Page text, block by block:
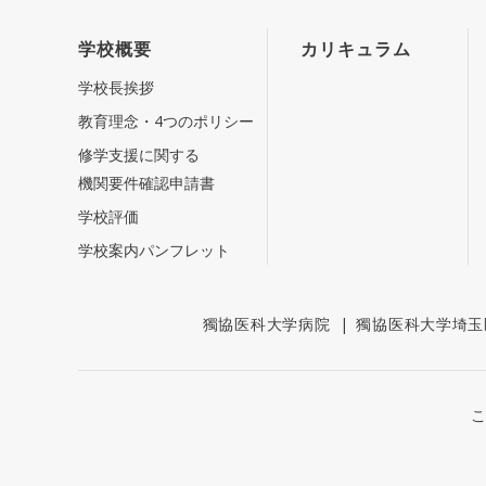
学校概要
学校長挨拶
教育理念・4つのポリシー
修学支援に関する
機関要件確認申請書
学校評価
学校案内パンフレット
カリキュラム
獨協医科大学病院 | 獨協医科大学埼